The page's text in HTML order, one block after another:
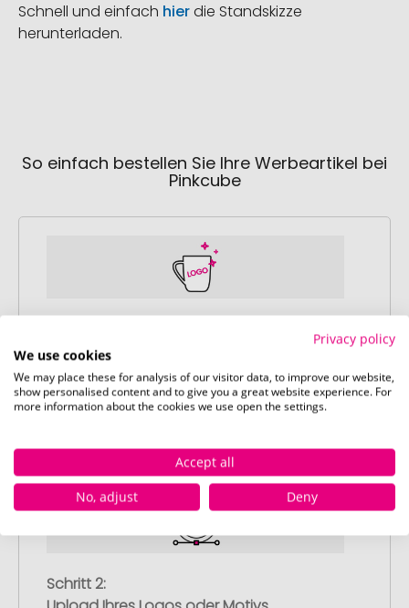
Schnell und einfach hierdie Standskizze
herunterladen.
So einfach bestellen Sie Ihre Werbeartikel bei
Pinkcube
Artikelkonfiguration
Wählen Sie Ihre gewünschten
Werbeartikel aus und passen Sie diese
nach Ihren Vorstellungen an.
Artikel in Ihren Warenkorb.
Schritt 2:
Privacy policy
We use cookies
We may place these for analysis of our visitor data, to improve our website,
show personalised content and to give you a great website experience. For
more information about the cookies we use open the settings.
Accept all
No, adjust
Deny